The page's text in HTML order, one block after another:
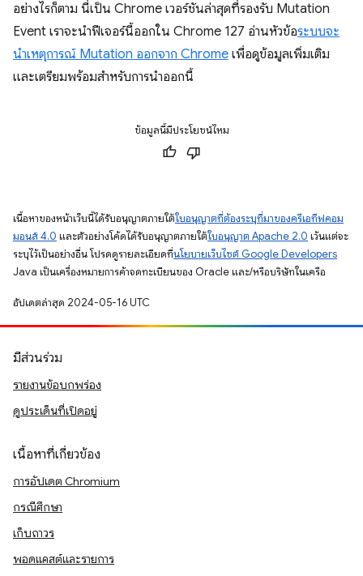
อย่างไรก็ตาม นี่เป็น Chrome เวอร์ชันล่าสุดที่รองรับ Mutation
Event เราจะนำฟีเจอร์นี้ออกใน Chrome 127 อ่านหัวข้อระบบจะ
นำเหตุการณ์ Mutation ออกจาก Chrome เพื่อดูข้อมูลเพิ่มเติม
และเตรียมพร้อมสำหรับการนําออกนี้
ข้อมูลนี้มีประโยชน์ไหม
เนื้อหาของหน้าเว็บนี้ได้รับอนุญาตภายใต้ใบอนุญาตที่ต้องระบุที่มาของครีเอทีฟคอม
มอนส์ 4.0 และตัวอย่างโค้ดได้รับอนุญาตภายใต้ใบอนุญาต Apache 2.0 เว้นแต่จะ
ระบุไว้เป็นอย่างอื่น โปรดดูรายละเอียดที่นโยบายเว็บไซต์ Google Developers
Java เป็นเครื่องหมายการค้าจดทะเบียนของ Oracle และ/หรือบริษัทในเครือ
อัปเดตล่าสุด 2024-05-16 UTC
มีส่วนร่วม
รายงานข้อบกพร่อง
ดูประเด็นที่เปิดอยู่
เนื้อหาที่เกี่ยวข้อง
การอัปเดต Chromium
กรณีศึกษา
เก็บถาวร
พอดแคสต์และรายการ